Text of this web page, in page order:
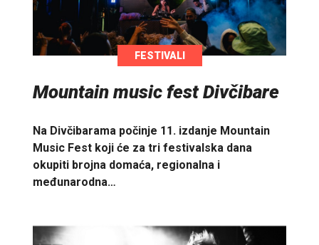
FESTIVALI
Mountain music fest Divčibare
Na Divčibarama počinje 11. izdanje Mountain
Music Fest koji će za tri festivalska dana
okupiti brojna domaća, regionalna i
međunarodna…